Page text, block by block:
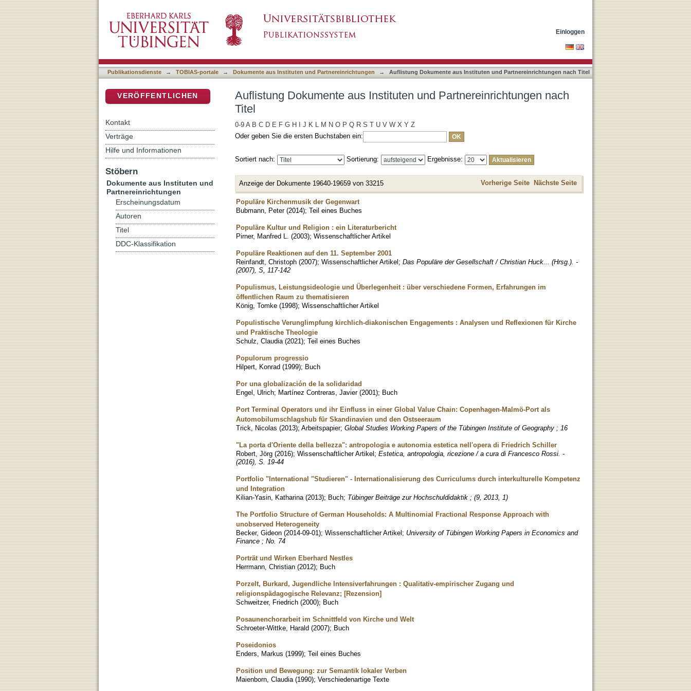
Einloggen
Publikationsdienste → TOBIAS-portale → Dokumente aus Instituten und Partnereinrichtungen → Auflistung Dokumente aus Instituten und Partnereinrichtungen nach Titel
Auflistung Dokumente aus Instituten und Partnereinrichtungen nach
Titel
0-9 A B C D E F G H J K L M N O P Q R S T U V W X Y Z
Oder geben Sie die ersten Buchstaben ein:
Sortiert nach: Sortierung: Ergebnisse:
Anzeige der Dokumente 19640-19659 von 33215 Vorherige Seite Nächste Seite
Populäre Kirchenmusik der Gegenwart
Bubmann, Peter (2014); Teil eines Buches
Populäre Kultur und Religion : ein Literaturbericht
Pirner, Manfred L.
(2003); Wissenschaftlicher Artikel
Populäre Reaktionen auf den 11. September 2001
Reinfandt, Christoph (2007); Wissenschaftlicher Artikel; Das Populäre der Gesellschaft / Christian Huck... (Hrsg.). -
(2007), S, 117-142
Populismus, Leistungsideologie und Überlegenheit : über verschiedene Formen, Erfahrungen im
öffentlichen Raum zu thematisieren
König, Tomke (1998); Wissenschaftlicher Artikel
Populistische Verunglimpfung kirchlich-diakonischen Engagements : Analysen und Reflexionen für Kirche
und Praktische Theologie
Schulz, Claudia (2021); Teil eines Buches
Populorum progressio
Hilpert, Konrad (1999); Buch
Por una globalización de la solidaridad
Engel, Ulrich; Martínez Contreras, Javier (2001); Buch
Port Terminal Operators und ihr Einfluss in einer Global Value Chain: Copenhagen-Malmö-Port als
Automobilumschlagshub für Skandinavien und den Ostseeraum
Trick, Nicolas (2013); Arbeitspapier; Global Studies Working Papers of the Tübingen Institute of Geography ; 16
"La porta d'Oriente della bellezza": antropologia e autonomia estetica nell'opera di Friedrich Schiller
Robert, Jörg (2016); Wissenschaftlicher Artikel; Estetica, antropologia, ricezione / a cura di Francesco Rossi. -
(2016), S. 19-44
Portfolio "International "Studieren" - Internationalisierung des Curriculums durch interkulturelle Kompetenz
und Integration
Kilian-Yasin, Katharina (2013); Buch; Tübinger Beiträge zur Hochschuldidaktik ; (9, 2013, 1)
The Portfolio Structure of German Households: A Multinomial Fractional Response Approach with
unobserved Heterogeneity
Becker, Gideon (2014-09-01); Wissenschaftlicher Artikel; University of Tübingen Working Papers in Economics and
Finance ; No. 74
Porträt und Wirken Eberhard Nestles
Herrmann, Christian (2012); Buch
Porzelt, Burkard, Jugendliche Intensiverfahrungen : Qualitativ-empirischer Zugang und
religionspädagogische Relevanz; [Rezension]
Schweitzer, Friedrich (2000); Buch
Posaunenchorarbeit im Schnittfeld von Kirche und Welt
Schroeter-Wittke, Harald (2007); Buch
Poseidonios
Enders, Markus (1999); Teil eines Buches
Position und Bewegung: zur Semantik lokaler Verben
Maienborn, Claudia (1990); Verschiedenartige Texte
VERÖFFENTLICHEN
Kontakt
Verträge
Hilfe und Informationen
Stöbern
Dokumente aus Instituten und
Partnereinrichtungen
Erscheinungsdatum
Autoren
Titel
DDC-Klassifikation